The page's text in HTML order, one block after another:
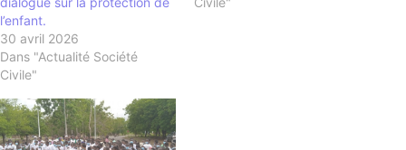
l’enfant.
30 avril 2026
Dans "Actualité Société
Civile"